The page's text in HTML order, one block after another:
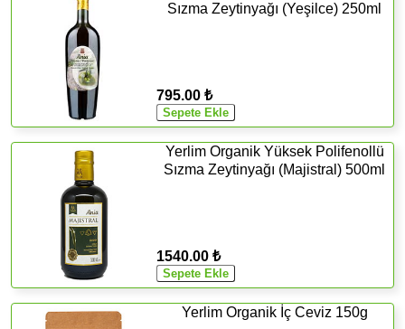
Sızma Zeytinyağı (Yeşilce) 250ml
795.00 ₺
Yerlim Organik Yüksek Polifenollü
Sızma Zeytinyağı (Majistral) 500ml
1540.00 ₺
Yerlim Organik İç Ceviz 150g